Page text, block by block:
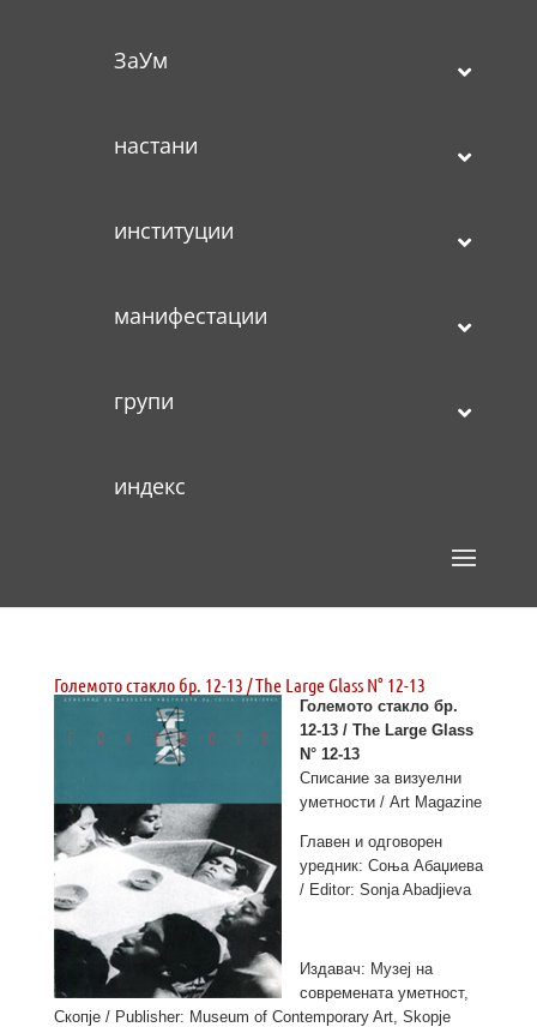
ЗаУм
настани
институции
манифестации
групи
индекс
Големото стакло бр. 12-13 / The Large Glass N° 12-13
Големото стакло бр.
12-13 / The Large Glass
N° 12-13
Списание за визуелни
уметности / Art Magazine
Главен и одговорен
уредник: Соња Абаџиева
/ Editor: Sonja Abadjieva
Издавач: Музеј на
современата уметност,
Скопје / Publisher: Museum of Contemporary Art, Skopje